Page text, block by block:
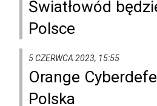
Światłowód
Polsce
5 CZERWCA 2023, 15:55
Orange
Polska